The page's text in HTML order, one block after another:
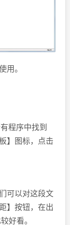
。
程序中找到
】图标，点击
可以对这段文
】按钮，在出
好看。